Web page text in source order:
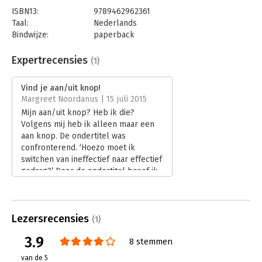
ISBN13:
9789462962361
Taal:
Nederlands
Bindwijze:
paperback
Uitgever:
AnderZ
Verschijningsdatum:
Hoofdrubriek: Persoonlijke effectiviteit
Expertrecensies (1)
Vind je aan/uit knop!
Margreet Noordanus | 15 juli 2015
Mijn aan/uit knop? Heb ik die?
Volgens mij heb ik alleen maar een
aan knop. De ondertitel was
confronterend. ‘Hoezo moet ik
switchen van ineffectief naar effectief
gedrag?’ Door de ondertitel besef ik
effectief.
Lezersrecensies (1)
3.9
van de 5
8 stemmen